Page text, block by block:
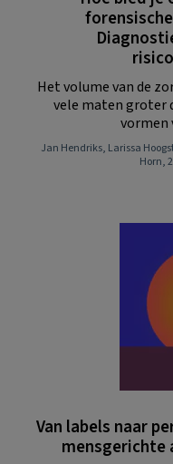
Het volume van de
vele maten groter
vormen
Jan Hendriks, Larissa
Horn,
Van labels naar
mensgerichte